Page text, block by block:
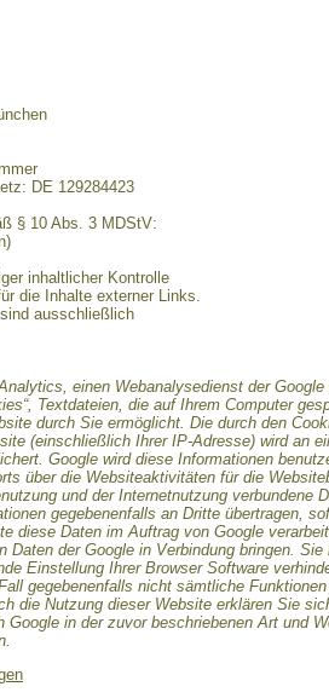
DE 129284423
§ 10 Abs. 3 MDStV:
inhaltlicher Kontrolle
die Inhalte externer Links.
ausschließlich
einen Webanalysedienst der Google
Textdateien, die auf Ihrem Computer
durch Sie ermöglicht. Die durch den
(einschließlich Ihrer IP-Adresse) wird an
Google wird diese Informationen
über die Websiteaktivitäten für die
und der Internetnutzung verbundene
gegebenenfalls an Dritte übertragen,
diese Daten im Auftrag von Google
Daten der Google in Verbindung bringen.
Einstellung Ihrer Browser Software
gegebenenfalls nicht sämtliche
die Nutzung dieser Website erklären Sie
Google in der zuvor beschriebenen Art und